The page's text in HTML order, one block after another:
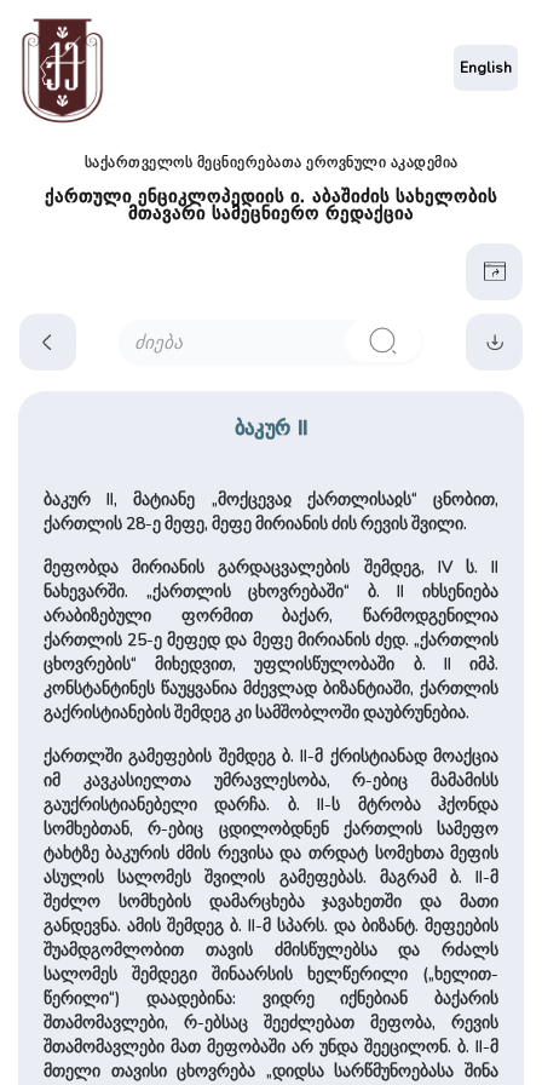
საქართველოს მეცნიერებათა ეროვნული აკადემია
ქართული ენციკლოპედიის ი. აბაშიძის სახელობის
მთავარი სამეცნიერო რედაქცია
English
ბაკურ II
ბაკურ II, მატიანე „მოქცევაჲ ქართლისაჲს“ ცნობით,
ქართლის 28-ე მეფე, მეფე მირიანის ძის რევის შვილი.
მეფობდა მირიანის გარდაცვალების შემდეგ, IV ს. II
ნახევარში. „ქართლის ცხოვრებაში“ ბ. II იხსენიება
არაბიზებული ფორმით ბაქარ, წარმოდგენილია
ქართლის 25-ე მეფედ და მეფე მირიანის ძედ. „ქართლის
ცხოვრების“ მიხედვით, უფლისწულობაში ბ. II იმპ.
კონსტანტინეს წაუყვანია მძევლად ბიზანტიაში, ქართლის
გაქრისტიანების შემდეგ კი სამშობლოში დაუბრუნებია.
ქართლში გამეფების შემდეგ ბ. II-მ ქრისტიანად მოაქცია
იმ კავკასიელთა უმრავლესობა, რ-ებიც მამამისს
გაუქრისტიანებელი დარჩა. ბ. II-ს მტრობა ჰქონდა
სომხებთან, რ-ებიც ცდილობდნენ ქართლის სამეფო
ტახტზე ბაკურის ძმის რევისა და თრდატ სომეხთა მეფის
ასულის სალომეს შვილის გამეფებას. მაგრამ ბ. II-მ
შეძლო სომხების დამარცხება ჯავახეთში და მათი
განდევნა. ამის შემდეგ ბ. II-მ სპარს. და ბიზანტ. მეფეების
შუამდგომლობით თავის ძმისწულებსა და რძალს
სალომეს შემდეგი შინაარსის ხელწერილი („ხელით-
წერილი“) დაადებინა: ვიდრე იქნებიან ბაქარის
შთამომავლები, რ-ებსაც შეეძლებათ მეფობა, რევის
შთამომავლები მათ მეფობაში არ უნდა შეეცილონ. ბ. II-მ
მთელი თავისი ცხოვრება „დიდსა სარწმუნოებასა შინა